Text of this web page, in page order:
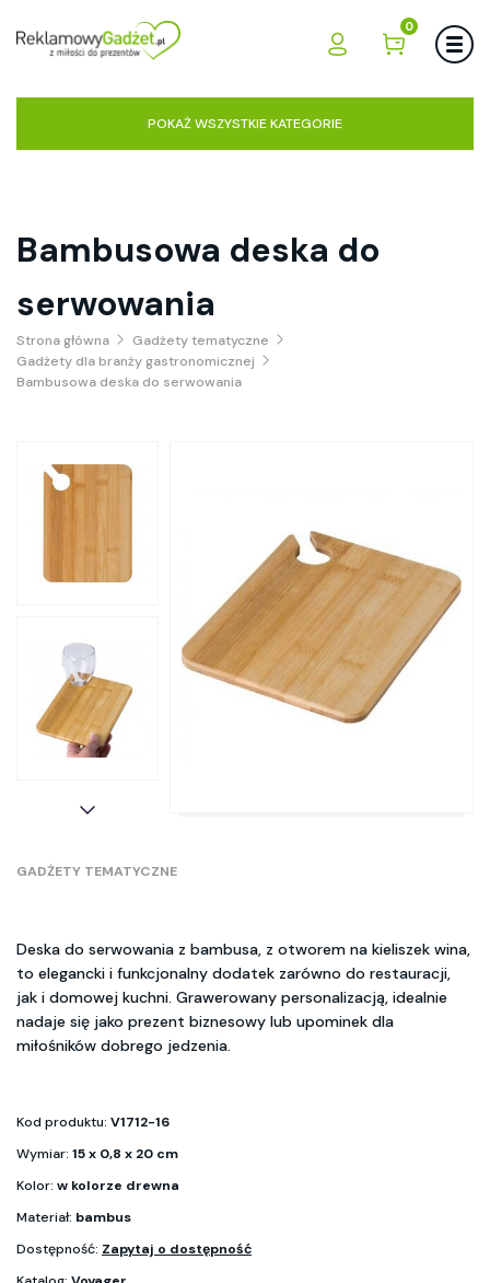
0
POKAŻ WSZYSTKIE KATEGORIE
Bambusowa deska do
serwowania
Strona główna
Gadżety tematyczne
Gadżety dla branży gastronomicznej
Bambusowa deska do serwowania
GADŻETY TEMATYCZNE
Deska do serwowania z bambusa, z otworem na kieliszek wina,
to elegancki i funkcjonalny dodatek zarówno do restauracji,
jak i domowej kuchni. Grawerowany personalizacją, idealnie
nadaje się jako prezent biznesowy lub upominek dla
miłośników dobrego jedzenia.
Kod produktu: V1712-16
Wymiar: 15 x 0,8 x 20 cm
Kolor: w kolorze drewna
Materiał: bambus
Dostępność: Zapytaj o dostępność